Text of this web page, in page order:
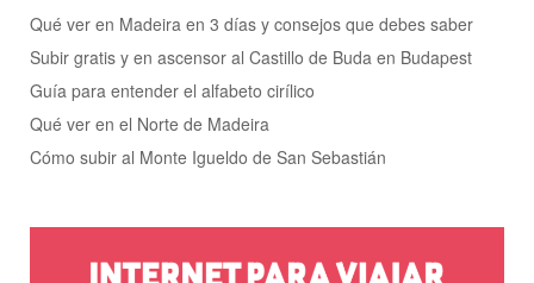
Qué ver en Madeira en 3 días y consejos que debes saber
Subir gratis y en ascensor al Castillo de Buda en Budapest
Guía para entender el alfabeto cirílico
Qué ver en el Norte de Madeira
Cómo subir al Monte Igueldo de San Sebastián